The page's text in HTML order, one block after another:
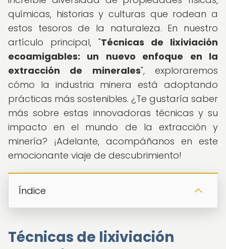
químicas, historias y culturas que rodean a
estos tesoros de la naturaleza. En nuestro
artículo principal, "Técnicas de lixiviación
ecoamigables: un nuevo enfoque en la
extracción de minerales", exploraremos
cómo la industria minera está adoptando
prácticas más sostenibles. ¿Te gustaría saber
más sobre estas innovadoras técnicas y su
impacto en el mundo de la extracción y
minería? ¡Adelante, acompáñanos en este
emocionante viaje de descubrimiento!
Índice
Técnicas de lixiviación